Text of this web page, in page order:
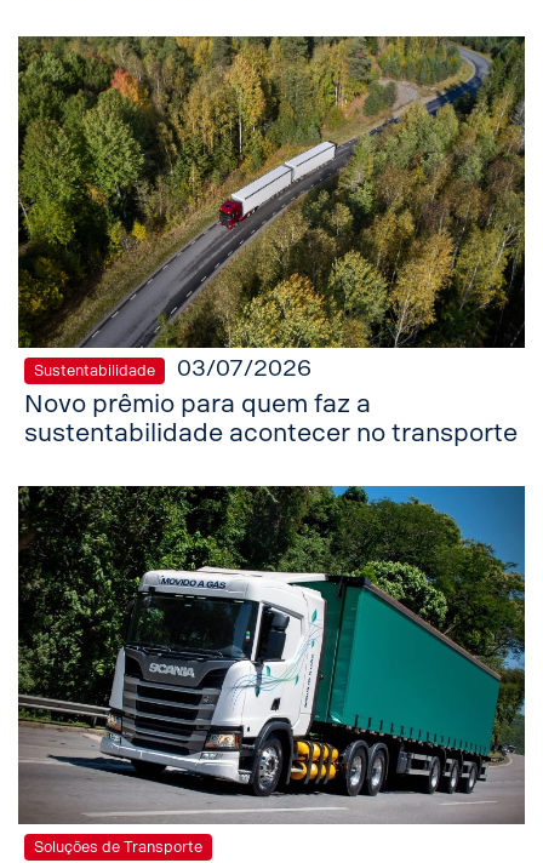
Sustentabilidade 03/07/2026
Novo prêmio para quem faz a
sustentabilidade acontecer no transporte
Soluções de Transporte